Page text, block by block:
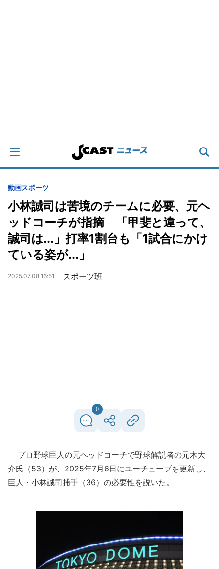
動画スポーツ
小林誠司は苦境のチームに必要、元ヘ
ッドコーチが指摘 「甲斐と違って、
誠司は...」打率1割台も「1試合にかけ
ている姿が...」
2025.07.08 16:51 スポーツ班
0
プロ野球巨人の元ヘッドコーチで野球解説者の元木大
介氏（53）が、2025年7月6日にユーチューブを更新し、
巨人・小林誠司捕手（36）の必要性を説いた。